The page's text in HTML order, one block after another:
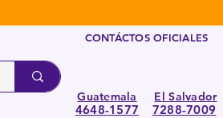
CONTÁCTOS OFICIALES
Guatemala El Salvador
4648-1577 7288-7009